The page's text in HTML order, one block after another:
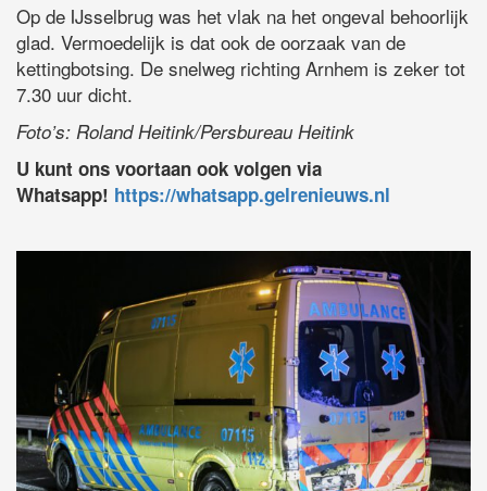
Op de IJsselbrug was het vlak na het ongeval behoorlijk
glad. Vermoedelijk is dat ook de oorzaak van de
kettingbotsing. De snelweg richting Arnhem is zeker tot
7.30 uur dicht.
Foto’s: Roland Heitink/Persbureau Heitink
U kunt ons voortaan ook volgen via
Whatsapp! https://whatsapp.gelrenieuws.nl